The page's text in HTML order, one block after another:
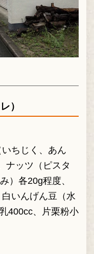
）
ちじく、あん
ナッツ（ピスタ
）各20g程度、
いんげん豆（水
400cc、片栗粉小